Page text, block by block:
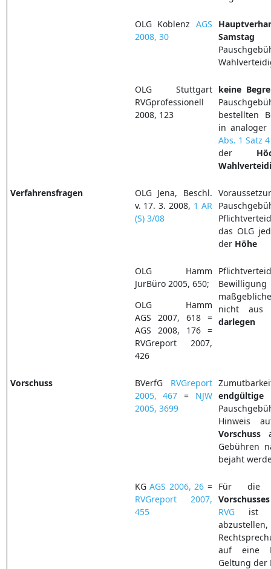
OLG Koblenz AGS
2008, 30
Samstag
OLG Stuttgart
RVGprofessionell
2008, 123
keine
bestellten
in
Abs. 1 Satz 4
der
Verfahrensfragen
OLG Jena, Beschl.
v. 17. 3. 2008, 1 AR
(S) 3/08
das OLG
der Höhe
OLG Hamm
JurBüro 2005, 650;
OLG Hamm
AGS 2007, 618 =
AGS 2008, 176 =
RVGreport 2007,
426
nicht aus
darlegen
Vorschuss BVerfG RVGreport
2005, 467 = NJW
2005, 3699
endgültige
Hinweis
Vorschuss
Gebühren
bejaht
KG AGS 2006, 26 =
RVGreport 2007,
455
Für die
Vorschusses
RVGist
auf eine
Geltung der